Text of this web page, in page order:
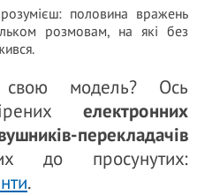
половина вражень
розмовам, на які без
свою модель? Ось
електронних
перекладачів
до просунутих:
.